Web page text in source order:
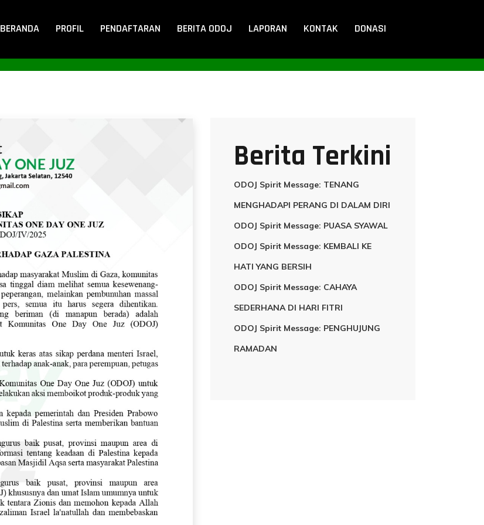
BERANDA PROFIL PENDAFTARAN BERITA ODOJ LAPORAN KONTAK DONASI
Berita Terkini
ODOJ Spirit Message: TENANG
MENGHADAPI PERANG DI DALAM DIRI
ODOJ Spirit Message: PUASA SYAWAL
ODOJ Spirit Message: KEMBALI KE
HATI YANG BERSIH
ODOJ Spirit Message: CAHAYA
SEDERHANA DI HARI FITRI
ODOJ Spirit Message: PENGHUJUNG
RAMADAN